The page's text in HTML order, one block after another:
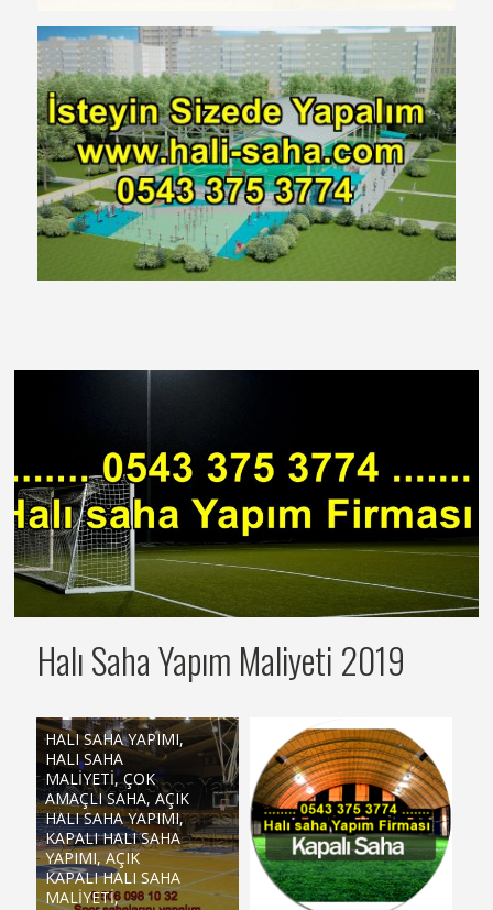
Halı Saha Yapım Maliyeti 2019
HALI SAHA YAPIMI,
HALI SAHA
MALIYETI, ÇOK
AMAÇLI SAHA, AÇIK
HALI SAHA YAPIMI,
KAPALI HALI SAHA
YAPIMI, AÇIK
KAPALI HALI SAHA
MALIYETI,